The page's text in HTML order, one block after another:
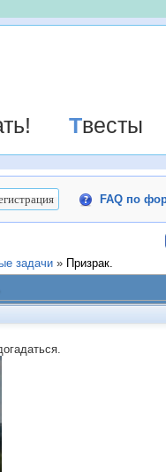
Твесты
FAQ по
задачи » Призрак.